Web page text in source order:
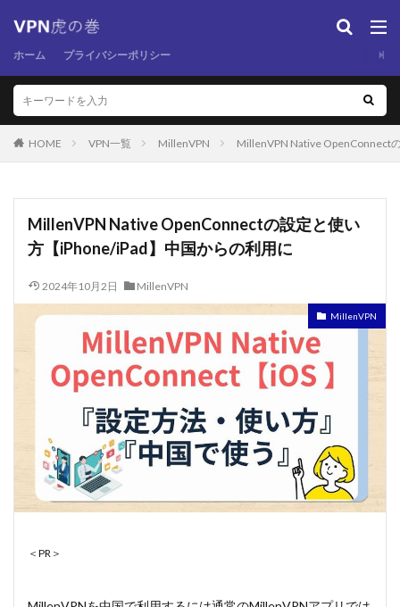
ホーム プライバシーポリシー
HOME VPN一覧 MillenVPN MillenVPN Native OpenConnect
MillenVPN Native OpenConnectの設定と使い
方【iPhone/iPad】中国からの利用に
2024年10月2日 MillenVPN
MillenVPN
＜PR＞